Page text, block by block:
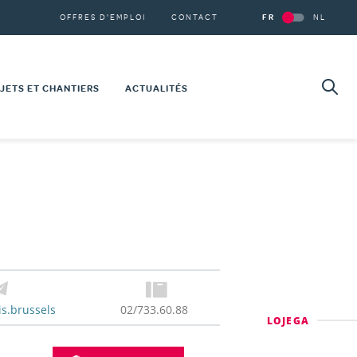
Secondary
navigation
OFFRES D'EMPLOI CONTACT FR NL
ET CHANTIERS ACTUALITÉS
LOJEGA
02/733.60.88